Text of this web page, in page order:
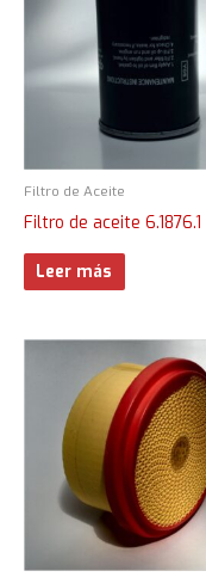
Filtro de Aceite
Filtro de aceite 6.1876.1
Leer más